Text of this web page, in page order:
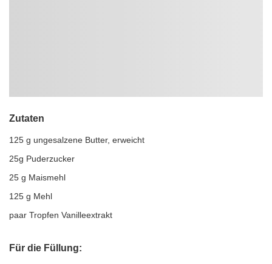
Zutaten
125 g ungesalzene Butter, erweicht
25g Puderzucker
25 g Maismehl
125 g Mehl
paar Tropfen Vanilleextrakt
Für die Füllung: